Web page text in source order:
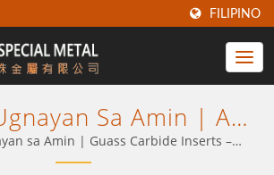
FILIPINO
Sa Amin | Ang
sa Amin | Guass Carbide Inserts –
para sa Katumpakan, Lakas & Halaga